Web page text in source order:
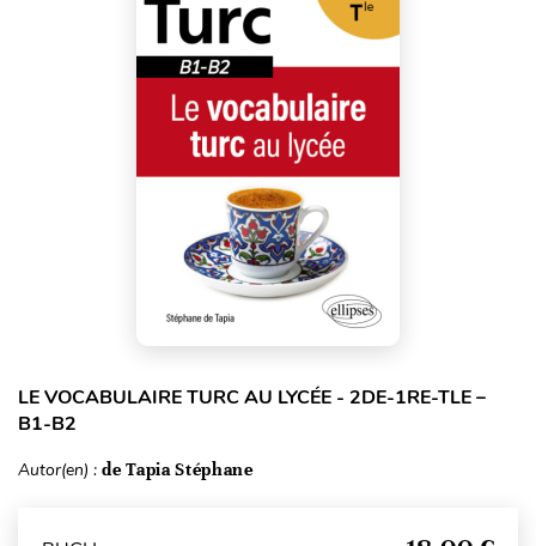
LE VOCABULAIRE TURC AU LYCÉE - 2DE-1RE-TLE –
B1-B2
Autor(en) : de Tapia Stéphane